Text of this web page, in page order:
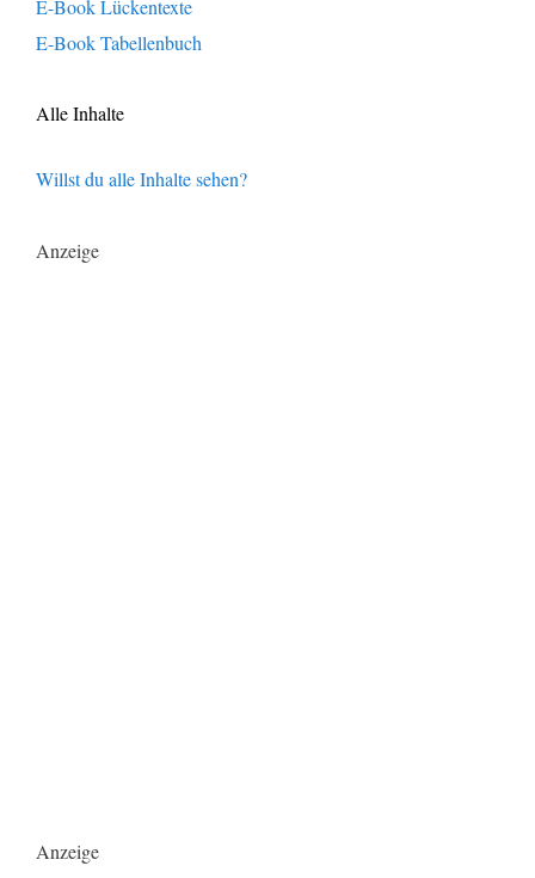
E-Book Lückentexte
E-Book Tabellenbuch
Alle Inhalte
Willst du alle Inhalte sehen?
Anzeige
Anzeige